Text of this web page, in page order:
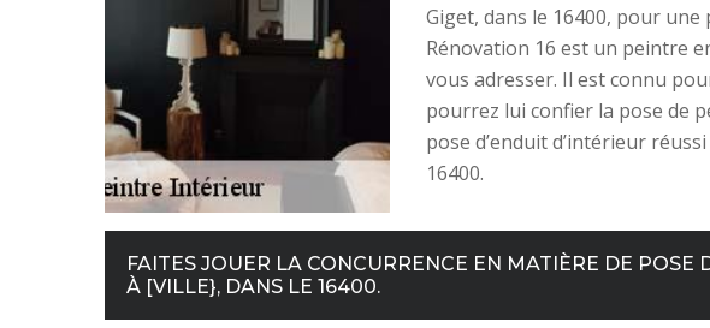
Giget, dans le 16400, pour une
Rénovation 16 est un peintre
vous adresser. Il est connu
pourrez lui confier la pose de
pose d’enduit d’intérieur
16400.
FAITES JOUER LA CONCURRENCE EN MATIÈRE DE POSE
À [VILLE}, DANS LE 16400.